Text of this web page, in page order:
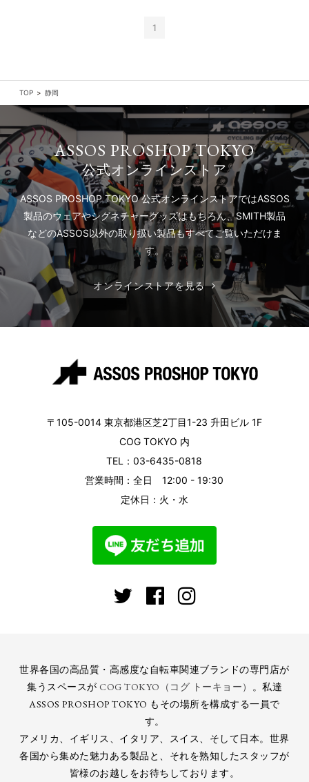
1
TOP 静岡
ASSOS PROSHOP TOKYO
公式オンラインストア
ASSOS PROSHOP TOKYO 公式オンラインストアではASSOS
製品のウェアやシグネチャーグッズはもちろん、SMITH製品
などのASSOS以外の取り扱い製品もすべてご覧いただけま
す。
オンラインストアを見る
〒105-0014 東京都港区芝2丁目1-23 升田ビル 1F
COG TOKYO 内
TEL：03-6435-0818
営業時間：全日 12:00 - 19:30
定休日：火・水
世界各国の高品質・高感度な自転車関連ブランドの専門店が
集うスペースが COG TOKYO（コグ トーキョー） 。私達
ASSOS PROSHOP TOKYO もその場所を構成する一員で
す。
アメリカ、イギリス、イタリア、スイス、そして日本。世界
各国から集めた魅力ある製品と、それを熟知したスタッフが
皆様のお越しをお待ちしております。